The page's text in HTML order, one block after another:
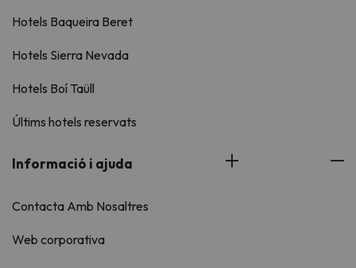
Hotels Baqueira Beret
Hotels Sierra Nevada
Hotels Boí Taüll
Últims hotels reservats
Informació i ajuda
Contacta Amb Nosaltres
Web corporativa